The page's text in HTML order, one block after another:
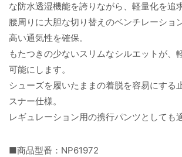
な防水透湿機能を誇りながら、軽量化を追求
腰周りに大胆な切り替えのベンチレーショ
高い通気性を確保。
もたつきの少ないスリムなシルエットが、
可能にします。
シューズを履いたままの着脱を容易にする
スナー仕様。
レギュレーション用の携行パンツとしても
■商品型番：NP61972